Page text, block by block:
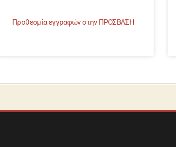
Προθεσμία εγγραφών στην ΠΡΟΣΒΑΣΗ